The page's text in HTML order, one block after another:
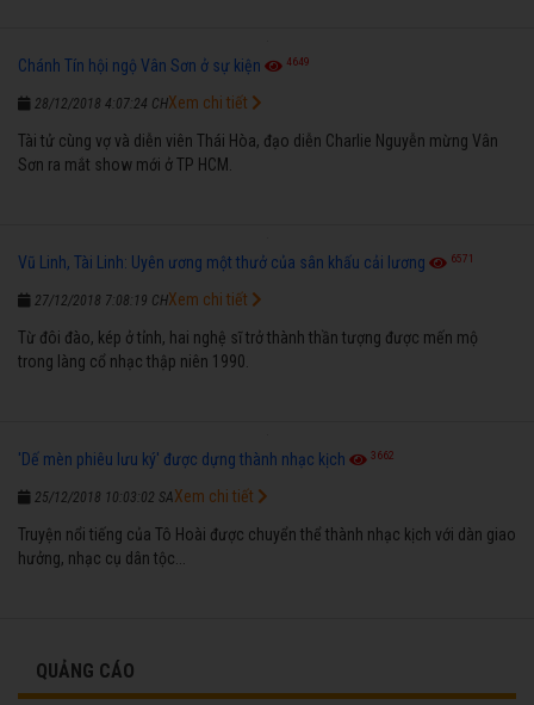
Chánh Tín hội ngộ Vân Sơn ở sự kiện 4649
28/12/2018 4:07:24 CH
Tài tử cùng vợ và diễn viên Thái Hòa, đạo diễn Charlie Nguyễn mừng Vân
Sơn ra mắt show mới ở TP HCM.
Xem chi tiết
Vũ Linh, Tài Linh: Uyên ương một thưở của sân khấu cải lương 6571
27/12/2018 7:08:19 CH
Từ đôi đào, kép ở tỉnh, hai nghệ sĩ trở thành thần tượng được mến mộ
trong làng cổ nhạc thập niên 1990.
Xem chi tiết
'Dế mèn phiêu lưu ký' được dựng thành nhạc kịch 3662
25/12/2018 10:03:02 SA
Truyện nổi tiếng của Tô Hoài được chuyển thể thành nhạc kịch với dàn giao
hưởng, nhạc cụ dân tộc...
Xem chi tiết
QUẢNG CÁO